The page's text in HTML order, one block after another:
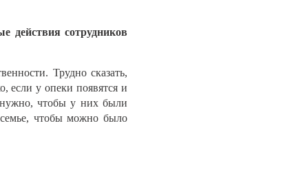
действия сотрудников
Трудно сказать,
если у опеки появятся и
нужно, чтобы у них были
чтобы можно было